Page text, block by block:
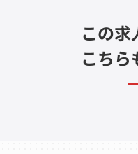
この求
こちら